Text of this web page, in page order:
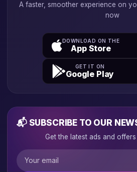
A faster, smoother experience on
now
DOWNLOAD ON THE
App Store
GET IT ON
Google Play
📬 SUBSCRIBE TO OUR
Get the latest ads and